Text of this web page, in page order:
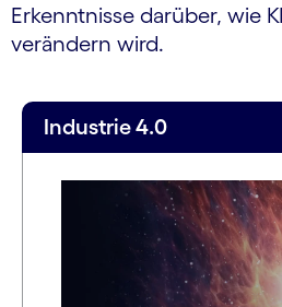
Erkenntnisse darüber, wie
verändern wird.
Industrie 4.0